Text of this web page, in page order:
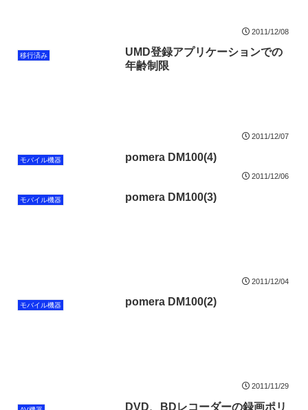
2011/12/08
移行済み
UMD登録アプリケーションでの
年齢制限
2011/12/07
モバイル機器 pomera DM100(4)
2011/12/06
モバイル機器 pomera DM100(3)
2011/12/04
モバイル機器 pomera DM100(2)
2011/11/29
DVD、BDレコーダーの録画ポリ